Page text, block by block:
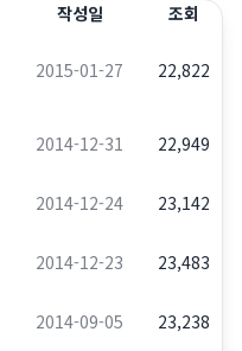
작성일 조회
2015-01-27 22,822
2014-12-31 22,949
2014-12-24 23,142
2014-12-23 23,483
2014-09-05 23,238